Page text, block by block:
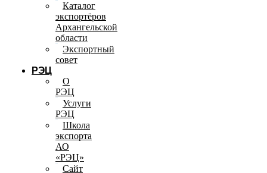
Каталог
экспортёров
Архангельской
области
Экспортный
совет
РЭЦ
О
РЭЦ
Услуги
РЭЦ
Школа
экспорта
АО
«РЭЦ»
Сайт